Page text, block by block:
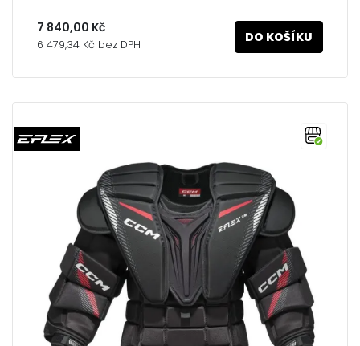
7 840,00 Kč
6 479,34 Kč bez DPH DO KOŠÍKU